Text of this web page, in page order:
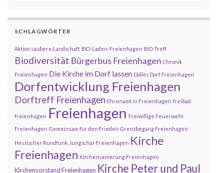
SCHLAGWÖRTER
Aktion saubere Landschaft BIO-Laden-Freienhagen BIO-Treff
Biodiversität Bürgerbus Freienhagen Chronik
Freienhagen Die Kirche im Dorf lassen Dolles Dorf Freienhagen
Dorfentwicklung Freienhagen
Dorftreff Freienhagen Ehrenamt in Freienhagen freibad
freienhagen Freienhagen Freiwillige Feuerwehr
Freienhagen Gemeinsam für den Frieden Grenzbegang Freienhagen
Hessischer Rundfunk Jungschar Freienhagen Kirche
Freienhagen Kirchensanierung Freienhagen
Kirchenvorstand Freienhagen Kirche Peter und Paul